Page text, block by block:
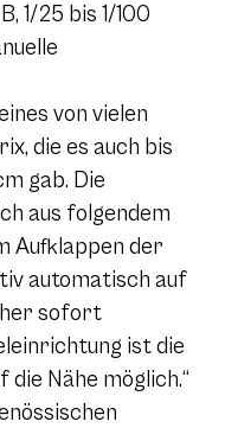
1/25 bis 1/100
von vielen
die es auch bis
gab. Die
aus folgendem
Aufklappen der
automatisch auf
sofort
ist die
die Nähe möglich.“